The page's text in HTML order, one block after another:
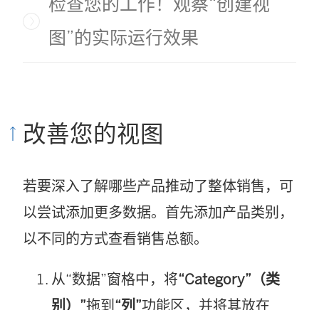
图”的实际运行效果
改善您的视图
若要深入了解哪些产品推动了整体销售，可
以尝试添加更多数据。首先添加产品类别，
以不同的方式查看销售总额。
从“数据”窗格中，将“Category”（类
别）”拖到 “列”功能区，并将其放在